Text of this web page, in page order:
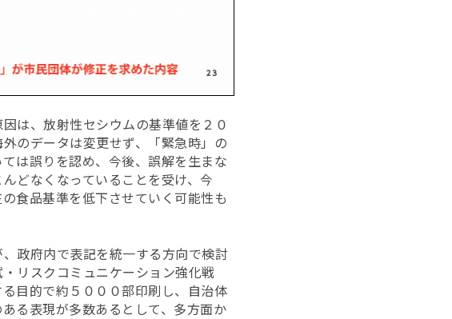
は、放射性セシウムの基準値を２０
のデータは変更せず、「緊急時」の
は誤りを認め、今後、誤解を生まな
どなくなっていることを受け、今
食品基準を低下させていく可能性も
政府内で表記を統一する方向で検討
リスクコミュニケーション強化戦
目的で約５０００部印刷し、自治体
る表現が多数あるとして、多方面か